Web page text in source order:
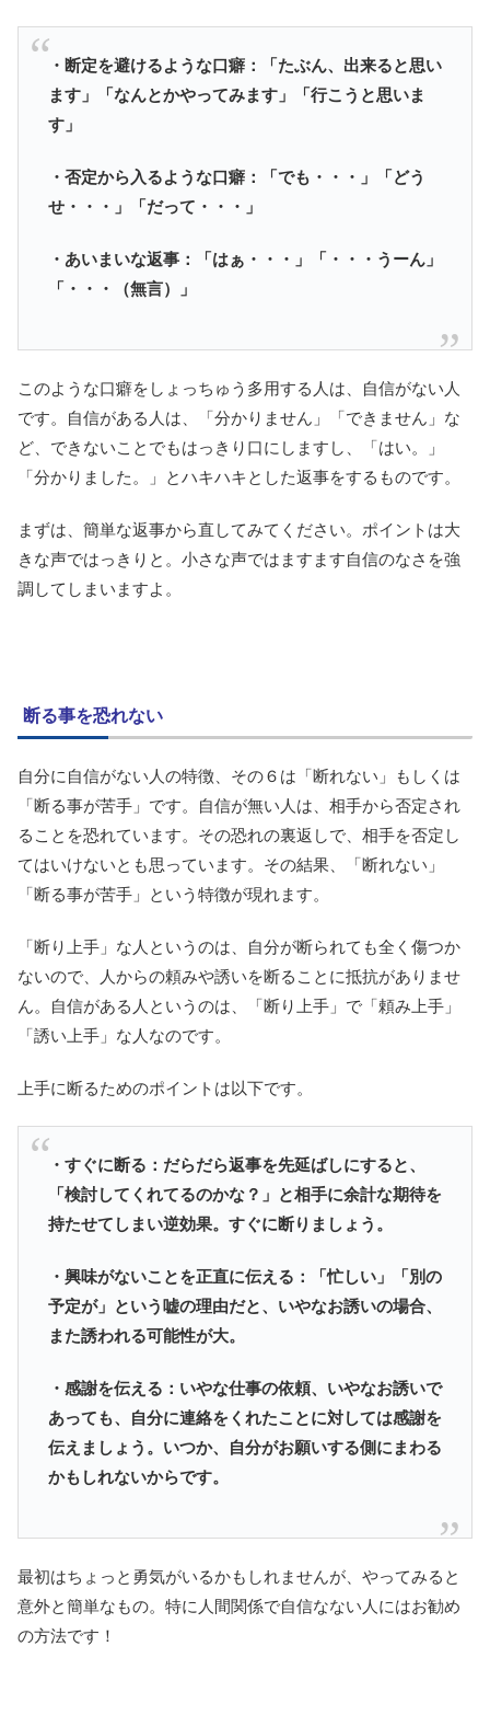
・断定を避けるような口癖：「たぶん、出来ると思い
ます」「なんとかやってみます」「行こうと思いま
す」
・否定から入るような口癖：「でも・・・」「どう
せ・・・」「だって・・・」
・あいまいな返事：「はぁ・・・」「・・・うーん」
「・・・（無言）」
このような口癖をしょっちゅう多用する人は、自信がない人
です。自信がある人は、「分かりません」「できません」な
ど、できないことでもはっきり口にしますし、「はい。」
「分かりました。」とハキハキとした返事をするものです。
まずは、簡単な返事から直してみてください。ポイントは大
きな声ではっきりと。小さな声ではますます自信のなさを強
調してしまいますよ。
断る事を恐れない
自分に自信がない人の特徴、その６は「断れない」もしくは
「断る事が苦手」です。自信が無い人は、相手から否定され
ることを恐れています。その恐れの裏返しで、相手を否定し
てはいけないとも思っています。その結果、「断れない」
「断る事が苦手」という特徴が現れます。
「断り上手」な人というのは、自分が断られても全く傷つか
ないので、人からの頼みや誘いを断ることに抵抗がありませ
ん。自信がある人というのは、「断り上手」で「頼み上手」
「誘い上手」な人なのです。
上手に断るためのポイントは以下です。
・すぐに断る：だらだら返事を先延ばしにすると、
「検討してくれてるのかな？」と相手に余計な期待を
持たせてしまい逆効果。すぐに断りましょう。
・興味がないことを正直に伝える：「忙しい」「別の
予定が」という嘘の理由だと、いやなお誘いの場合、
また誘われる可能性が大。
・感謝を伝える：いやな仕事の依頼、いやなお誘いで
あっても、自分に連絡をくれたことに対しては感謝を
伝えましょう。いつか、自分がお願いする側にまわる
かもしれないからです。
最初はちょっと勇気がいるかもしれませんが、やってみると
意外と簡単なもの。特に人間関係で自信なない人にはお勧め
の方法です！